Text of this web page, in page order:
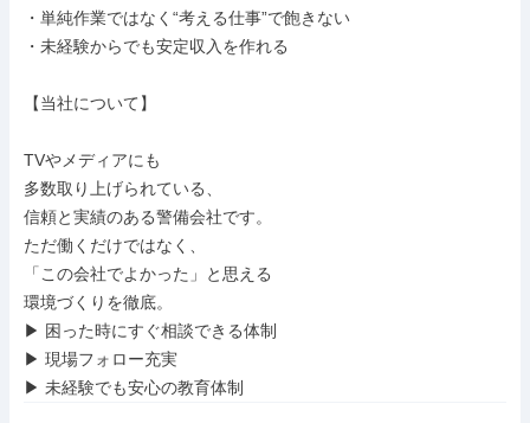
・単純作業ではなく“考える仕事”で飽きない
・未経験からでも安定収入を作れる
【当社について】
TVやメディアにも
多数取り上げられている、
信頼と実績のある警備会社です。
ただ働くだけではなく、
「この会社でよかった」と思える
環境づくりを徹底。
▶ 困った時にすぐ相談できる体制
▶ 現場フォロー充実
▶ 未経験でも安心の教育体制